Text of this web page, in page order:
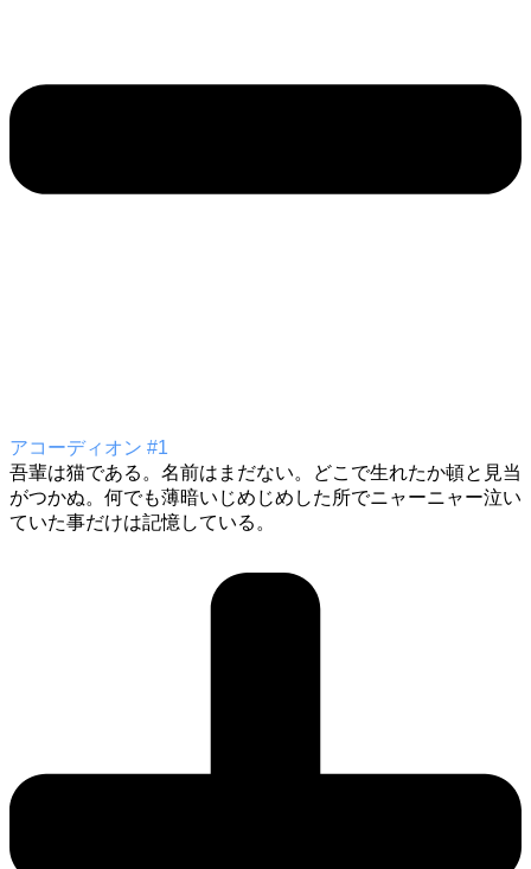
アコーディオン #1
吾輩は猫である。名前はまだない。どこで生れたか頓と見当
がつかぬ。何でも薄暗いじめじめした所でニャーニャー泣い
ていた事だけは記憶している。